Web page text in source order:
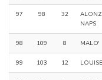
97 98 32
NAPS
98 109 8 MALO'
99 103 12